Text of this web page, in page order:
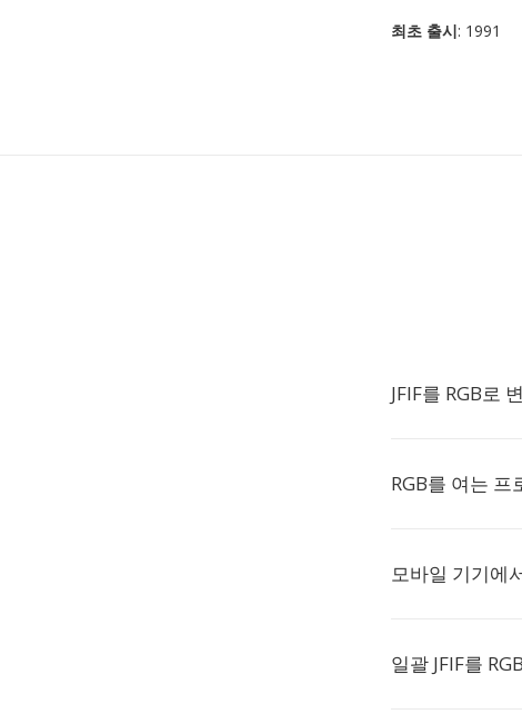
최초 출시: 1991
JFIF를 RGB로
RGB를 여는 프
모바일 기기에
일괄 JFIF를